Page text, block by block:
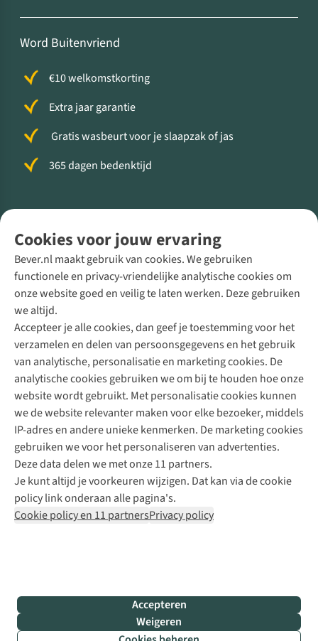
Cookies voor jouw ervaring
Bever.nl maakt gebruik van cookies. We gebruiken
functionele en privacy-vriendelijke analytische cookies om
onze website goed en veilig te laten werken. Deze gebruiken
we altijd.
Accepteer je alle cookies, dan geef je toestemming voor het
verzamelen en delen van persoonsgegevens en het gebruik
van analytische, personalisatie en marketing cookies. De
analytische cookies gebruiken we om bij te houden hoe onze
website wordt gebruikt. Met personalisatie cookies kunnen
we de website relevanter maken voor elke bezoeker, middels
IP-adres en andere unieke kenmerken. De marketing cookies
gebruiken we voor het personaliseren van advertenties.
Deze data delen we met onze 11 partners.
Je kunt altijd je voorkeuren wijzigen. Dat kan via de cookie
policy link onderaan alle pagina's.
Cookie policy en 11 partnersPrivacy policy
Accepteren
Weigeren
Word Buitenvriend
€10 welkomstkorting
Extra jaar garantie
Gratis wasbeurt voor je slaapzak of jas
365 dagen bedenktijd
Direct advies van een Buitenexpert
+31 (0)85 888 50 88
+31 6 12 28 49 80
Contactformulier
Bever
B.V.